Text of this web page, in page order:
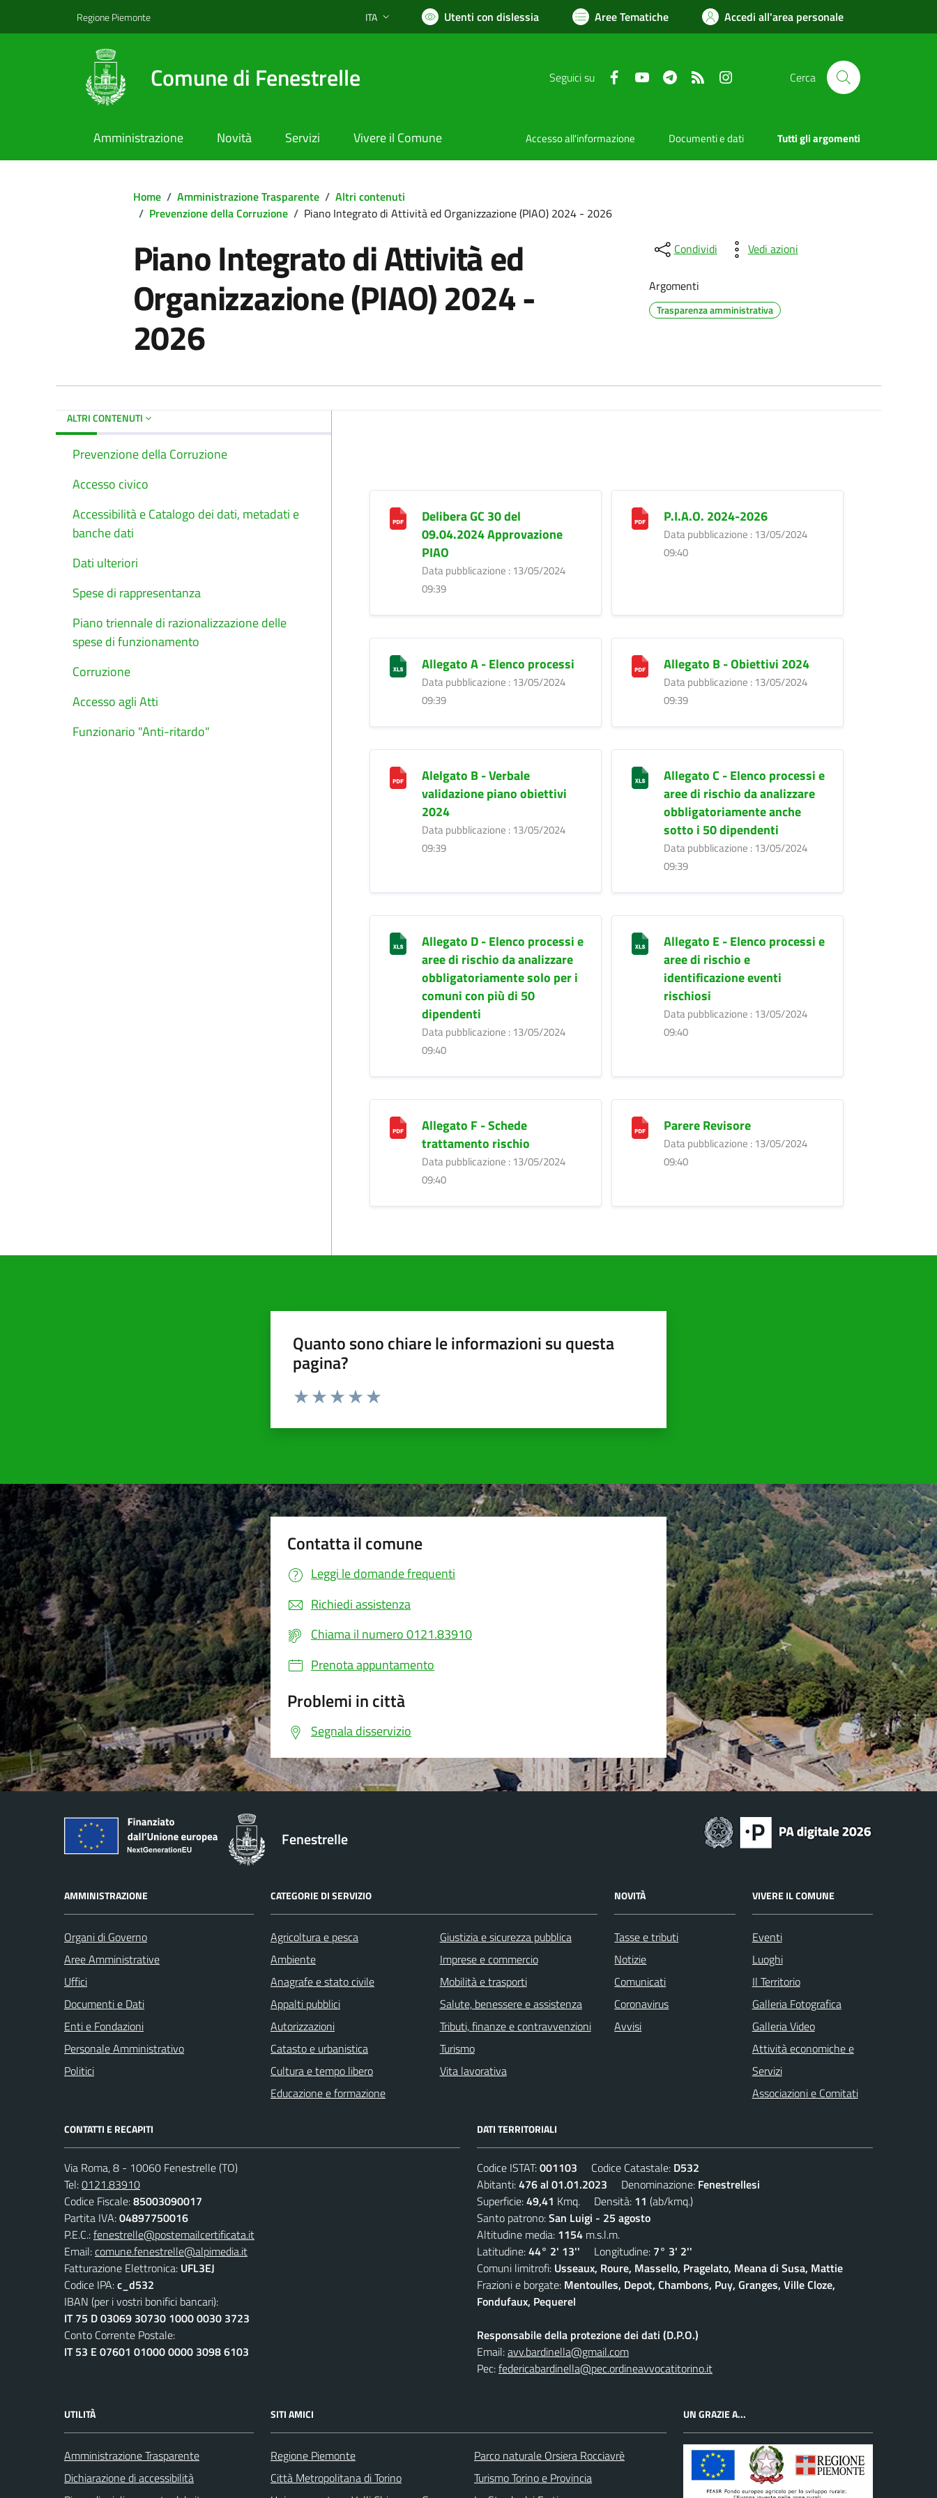
Regione Piemonte Lingua attiva:
ITA Utenti con dislessia Aree Tematiche Accedi all'area personale
Comune di Fenestrelle Seguici su FacebookYouTube TelegramRSS Cerca
Amministrazione Novità Servizi Vivere il Comune Accesso all'informazione Documenti e dati Tutti gli argomenti
Home / Amministrazione Trasparente / Altri contenuti
/ Prevenzione della Corruzione / Piano Integrato di Attività ed Organizzazione (PIAO) 2024 - 2026
Piano Integrato di Attività ed
Organizzazione (PIAO) 2024 -
2026
Condividi Vedi azioni
Argomenti
Trasparenza amministrativa
ALTRI CONTENUTI
Prevenzione della Corruzione
Accesso civico
Accessibilità e Catalogo dei dati, metadati e
banche dati
Dati ulteriori
Spese di rappresentanza
Piano triennale di razionalizzazione delle
spese di funzionamento
Corruzione
Accesso agli Atti
Funzionario "Anti-ritardo"
Delibera GC 30 del
09.04.2024 Approvazione
PIAO
Data pubblicazione : 13/05/2024
09:39
P.I.A.O. 2024-2026
Data pubblicazione : 13/05/2024
09:40
Allegato A - Elenco processi
Data pubblicazione : 13/05/2024
09:39
Allegato B - Obiettivi 2024
Data pubblicazione : 13/05/2024
09:39
Alelgato B - Verbale
validazione piano obiettivi
2024
Data pubblicazione : 13/05/2024
09:39
Allegato C - Elenco processi e
aree di rischio da analizzare
obbligatoriamente anche
sotto i 50 dipendenti
Data pubblicazione : 13/05/2024
09:39
Allegato D - Elenco processi e
aree di rischio da analizzare
obbligatoriamente solo per i
comuni con più di 50
dipendenti
Data pubblicazione : 13/05/2024
09:40
Allegato E - Elenco processi e
aree di rischio e
identificazione eventi
rischiosi
Data pubblicazione : 13/05/2024
09:40
Allegato F - Schede
trattamento rischio
Data pubblicazione : 13/05/2024
09:40
Parere Revisore
Data pubblicazione : 13/05/2024
09:40
Quanto sono chiare le informazioni su questa
pagina?
Valuta da 1 a 5 stelle la pagina
Contatta il comune
Leggi le domande frequenti
Richiedi assistenza
Chiama il numero 0121.83910
Prenota appuntamento
Problemi in città
Segnala disservizio
Fenestrelle
AMMINISTRAZIONE
Organi di Governo
Aree Amministrative
Uffici
Documenti e Dati
Enti e Fondazioni
Personale Amministrativo
Politici
CATEGORIE DI SERVIZIO
Agricoltura e pesca
Ambiente
Anagrafe e stato civile
Appalti pubblici
Autorizzazioni
Catasto e urbanistica
Cultura e tempo libero
Educazione e formazione
Giustizia e sicurezza pubblica
Imprese e commercio
Mobilità e trasporti
Salute, benessere e assistenza
Tributi, finanze e contravvenzioni
Turismo
Vita lavorativa
NOVITÀ
Tasse e tributi
Notizie
Comunicati
Coronavirus
Avvisi
VIVERE IL COMUNE
Eventi
Luoghi
Il Territorio
Galleria Fotografica
Galleria Video
Attività economiche e
Servizi
Associazioni e Comitati
CONTATTI E RECAPITI
Via Roma, 8 - 10060 Fenestrelle (TO)
Tel:0121.83910
Codice Fiscale:85003090017
Partita IVA:04897750016
P.E.C.:fenestrelle@postemailcertificata.it
Email:comune.fenestrelle@alpimedia.it
Fatturazione Elettronica: UFL3EJ
Codice IPA:c_d532
IBAN (per i vostri bonifici bancari):
IT 75 D 03069 30730 1000 0030 3723
Conto Corrente Postale:
IT 53 E 07601 01000 0000 3098 6103
DATI TERRITORIALI
Codice ISTAT:001103 Codice Catastale: D532
Abitanti:476 al 01.01.2023 Denominazione: Fenestrellesi
Superficie:49,41 Kmq. Densità: 11 (ab/kmq.)
Santo patrono:San Luigi - 25 agosto
Altitudine media: 1154 m.s.l.m.
Latitudine:44° 2' 13'' Longitudine: 7° 3' 2''
Comuni limitrofi: Usseaux, Roure, Massello, Pragelato, Meana di Susa, Mattie
Frazioni e borgate: Mentoulles, Depot, Chambons, Puy, Granges, Ville Cloze,
Fondufaux, Pequerel
Responsabile della protezione dei dati (D.P.O.)
Email:avv.bardinella@gmail.com
Pec:federicabardinella@pec.ordineavvocatitorino.it
UTILITÀ
Amministrazione Trasparente
Dichiarazione di accessibilità
SITI AMICI
Regione Piemonte
Città Metropolitana di Torino
Parco naturale Orsiera Rocciavrè
Turismo Torino e Provincia
UN GRAZIE A...